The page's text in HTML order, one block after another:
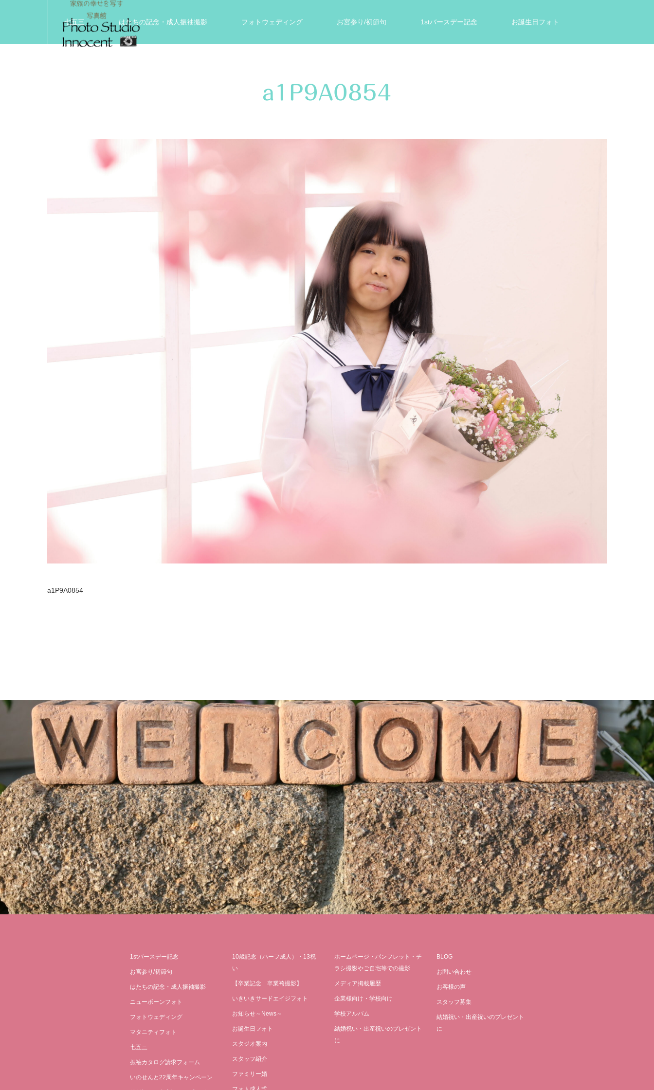
七五三 はたちの記念・成人振袖撮影 フォトウェディング お宮参り/初節句 1stバースデー記念 お誕生日フォト
a1P9A0854
a1P9A0854
1stバースデー記念
お宮参り/初節句
はたちの記念・成人振袖撮影
ニューボーンフォト
フォトウェディング
マタニティフォト
七五三
振袖カタログ請求フォーム
いのせんと22周年キャンペーン
10歳記念（ハーフ成人）・13祝
い
【卒業記念 卒業袴撮影】
いきいきサードエイジフォト
お知らせ～News～
お誕生日フォト
スタジオ案内
スタッフ紹介
ファミリー婚
ホームページ・パンフレット・チ
ラシ撮影やご自宅等での撮影
メディア掲載履歴
企業様向け・学校向け
学校アルバム
結婚祝い・出産祝いのプレゼント
に
BLOG
お問い合わせ
お客様の声
スタッフ募集
結婚祝い・出産祝いのプレゼント
に